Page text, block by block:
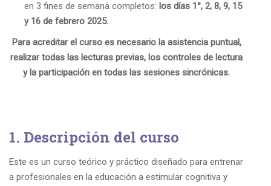
en 3 fines de semana completos: los días 1°, 2, 8, 9, 15
y 16 de febrero 2025.
Para acreditar el curso es necesario la asistencia puntual,
realizar todas las lecturas previas, los controles de lectura
y la participación en todas las sesiones sincrónicas.
1. Descripción del curso
Este es un curso teórico y práctico diseñado para entrenar
a profesionales en la educación a estimular cognitiva y